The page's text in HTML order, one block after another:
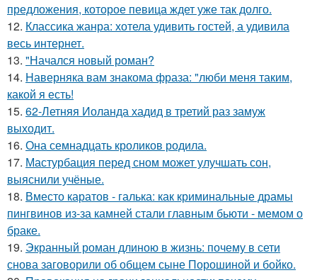
предложения, которое певица ждет уже так долго.
12. Классика жанра: хотела удивить гостей, а удивила
весь интернет.
13. "Начался новый роман?
14. Hаверняка вам знакома фраза: "люби меня таким,
какой я есть!
15. 62-Летняя Иоланда хадид в третий раз замуж
выходит.
16. Она семнадцать кроликов родила.
17. Мастурбация перед сном может улучшать сон,
выяснили учёные.
18. Вместо каратов - галька: как криминальные драмы
пингвинов из-за камней стали главным бьюти - мемом о
браке.
19. Экранный роман длиною в жизнь: почему в сети
снова заговорили об общем сыне Порошиной и бойко.